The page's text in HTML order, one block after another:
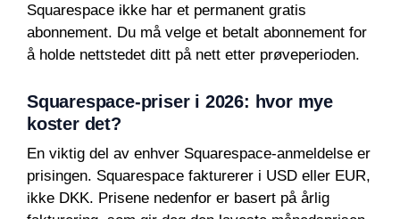
Squarespace ikke har et permanent gratis
abonnement. Du må velge et betalt abonnement for
å holde nettstedet ditt på nett etter prøveperioden.
Squarespace-priser i 2026: hvor mye
koster det?
En viktig del av enhver Squarespace-anmeldelse er
prisingen. Squarespace fakturerer i USD eller EUR,
ikke DKK. Prisene nedenfor er basert på årlig